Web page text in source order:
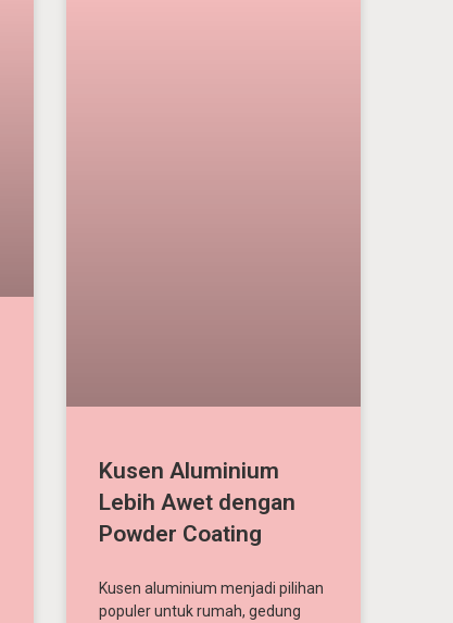
Kusen Aluminium
Lebih Awet dengan
Powder Coating
Kusen aluminium menjadi pilihan
populer untuk rumah, gedung